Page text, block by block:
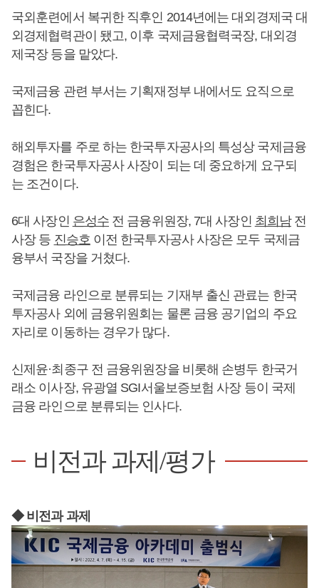
국외훈련에서 복귀한 직후인 2014년에는 대외경제국 대
외경제협력관이 됐고, 이후 국제금융협력국장, 대외경
제국장 등을 맡았다.
국제금융 관련 부서는 기획재정부 내에서도 요직으로
꼽힌다.
해외투자를 주로 하는 한국투자공사의 특성상 국제금융
경험은 한국투자공사 사장이 되는 데 중요하게 요구되
는 조건이다.
6대 사장인 은성수 전 금융위원장, 7대 사장인 최희남전
사장 등 진승호 이전 한국투자공사 사장은 모두 국제금
융부서 국장을 거쳤다.
국제금융 라인으로 분류되는 기재부 출신 관료는 한국
투자공사 외에 금융위원회는 물론 금융 공기업의 주요
자리로 이동하는 경우가 많다.
신제윤·최종구 전 금융위원장을 비롯해 손병두 한국거
래소 이사장, 유광열 SGI서울보증보험 사장 등이 국제
금융 라인으로 분류되는 인사다.
비전과 과제/평가
◆ 비전과 과제